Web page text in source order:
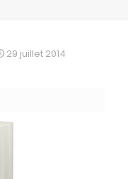
29 juillet 2014